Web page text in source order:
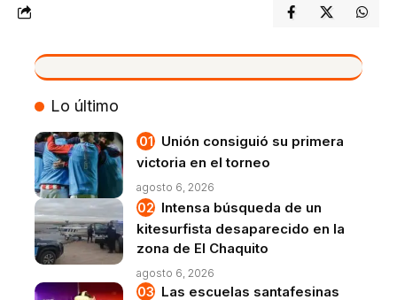
VIVO
Lo último
Unión consiguió su primera
victoria en el torneo
agosto 6, 2026
Intensa búsqueda de un
kitesurfista desaparecido en la
zona de El Chaquito
agosto 6, 2026
Las escuelas santafesinas